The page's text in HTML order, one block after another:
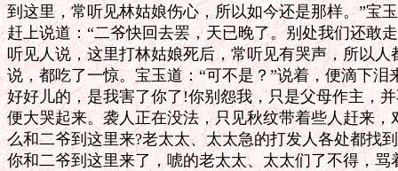
到这里，常听见林姑娘伤心，所以如今还是那样。”宝
赶上说道：“二爷快回去罢，天已晚了。别处我们还敢
听见人说，这里打林姑娘死后，常听见有哭声，所以人
说，都吃了一惊。宝玉道：“可不是？”说着，便滴下泪
好好儿的，是我害了你了!你别怨我，只是父母作主，
便大哭起来。袭人正在没法，只见秋纹带着些人赶来，
么和二爷到这里来?老太太、太太急的打发人各处都找
你和二爷到这里来了，唬的老太太、太太们了不得，